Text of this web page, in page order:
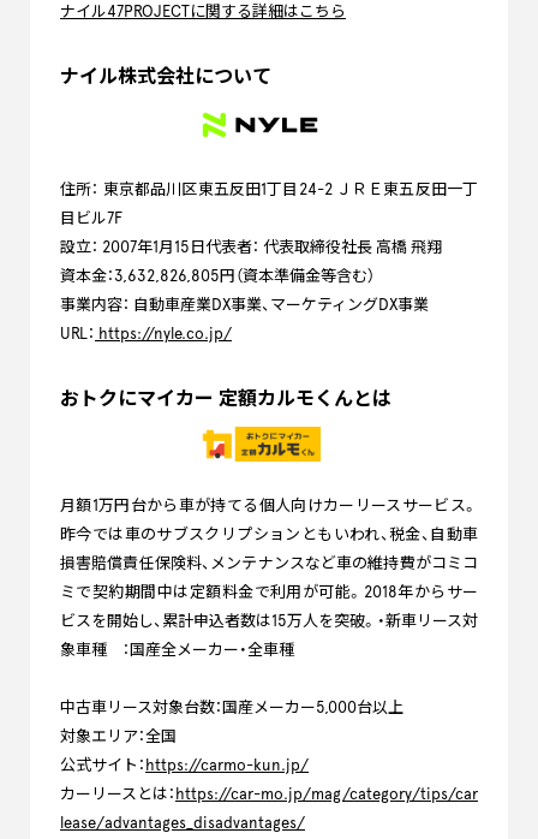
ナイル47PROJECTに関する詳細はこちら
ナイル株式会社について
住所： 東京都品川区東五反田1丁目24-2 ＪＲＥ東五反田一丁
目ビル7F
設立： 2007年1月15日代表者： 代表取締役社長 高橋 飛翔
資本金：3,632,826,805円（資本準備金等含む）
事業内容： 自動車産業DX事業、マーケティングDX事業
URL： https://nyle.co.jp/
おトクにマイカー 定額カルモくんとは
月額1万円台から車が持てる個人向けカーリースサービス。
昨今では車のサブスクリプションともいわれ、税金、自動車
損害賠償責任保険料、メンテナンスなど車の維持費がコミコ
ミで契約期間中は定額料金で利用が可能。2018年からサー
ビスを開始し、累計申込者数は15万人を突破。・新車リース対
象車種 ：国産全メーカー・全車種
中古車リース対象台数：国産メーカー5,000台以上
対象エリア：全国
公式サイト： https://carmo-kun.jp/
カーリースとは： https://car-mo.jp/mag/category/tips/car
lease/advantages_disadvantages/